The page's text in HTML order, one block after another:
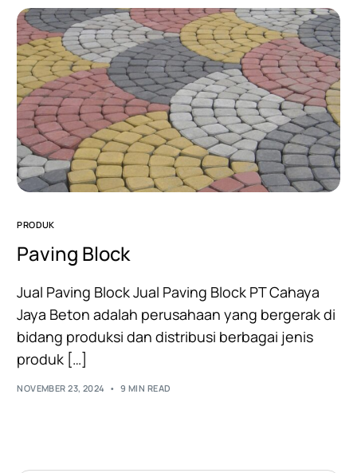
PRODUK
Paving Block
Jual Paving Block Jual Paving Block PT Cahaya
Jaya Beton adalah perusahaan yang bergerak di
bidang produksi dan distribusi berbagai jenis
produk […]
NOVEMBER 23, 2024 9 MIN READ